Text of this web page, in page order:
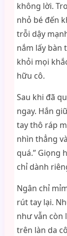
không lời.
nhỏ bé đến
trỗi dậy
nắm lấy bàn
khỏi mọi
hữu cô.
Sau khi đã
ngay. Hắn
tay thô ráp
nhìn thẳng
quá.” Giọng
chỉ dành
Ngân chỉ
rút tay lại.
như vẫn còn
trên làn da